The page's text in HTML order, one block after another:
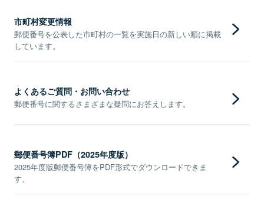
市町村変更情報
郵便番号を公表した市町村の一覧を実施日の新しい順に掲載
しています。
よくあるご質問・お問い合わせ
郵便番号に関するさまざまな疑問にお答えします。
郵便番号簿PDF（2025年度版）
2025年度版郵便番号簿をPDF形式でダウンロードできま
す。